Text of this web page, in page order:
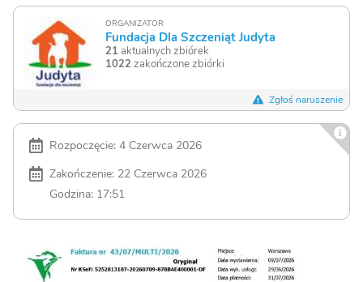
ORGANIZATOR
Fundacja Dla Szczeniąt Judyta
21aktualnych zbiórek
1022 zakończone zbiórki
Zgłoś naruszenie
Rozpoczęcie: 4 Czerwca 2026
Zakończenie: 22 Czerwca 2026
Godzina: 17:51